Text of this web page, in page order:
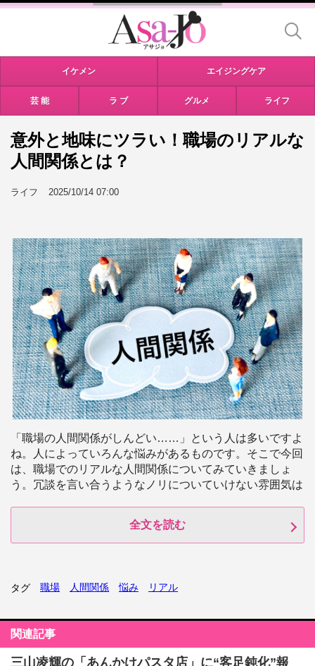
イケメン エイジングケア
芸 能 ラ ブ グルメ ライフ
意外と地味にツラい！職場のリアルな
人間関係とは？
ライフ 2025/10/14 07:00
「職場の人間関係がしんどい……」という人は多いですよ
ね。人によっていろんな悩みがあるものです。そこで今回
は、職場でのリアルな人間関係についてみていきましょ
う。冗談を言い合うようなノリについていけない雰囲気は
全文を読む
タグ 職場 人間関係 悩み リアル
関連記事
三山凌輝の「あんかけパスタ店」に“客足鈍化”報